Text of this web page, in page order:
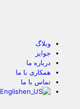
وبلاگ
جوایز
درباره ما
همکاری با ما
تماس با ما
English